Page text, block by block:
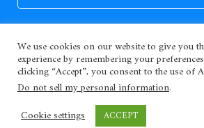
© 2026 About Islam. All Rights
>
We use cookies on our website to give you
experience by remembering your
clicking “Accept”, you consent to the use of
Do not sell my personal information.
Cookie settings
ACCEPT